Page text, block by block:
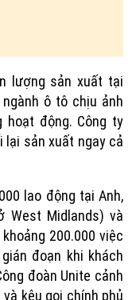
lượng sản xuất tại
ô tô chịu ảnh
động. Công ty
lại sản xuất ngay cả
lao động tại Anh,
West Midlands) và
200.000 việc
đoạn khi khách
đoàn Unite cảnh
kêu gọi chính phủ